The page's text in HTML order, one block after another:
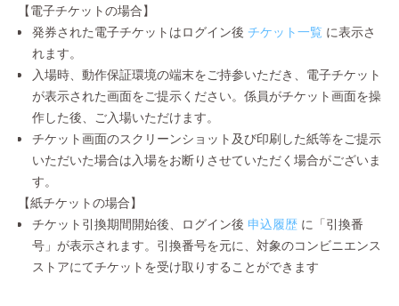
【電子チケットの場合】
発券された電子チケットはログイン後 チケット一覧 に表示さ
れます。
入場時、動作保証環境の端末をご持参いただき、電子チケット
が表示された画面をご提示ください。係員がチケット画面を操
作した後、ご入場いただけます。
チケット画面のスクリーンショット及び印刷した紙等をご提示
いただいた場合は入場をお断りさせていただく場合がございま
す。
【紙チケットの場合】
チケット引換期間開始後、ログイン後 申込履歴 に「引換番
号」が表示されます。引換番号を元に、対象のコンビニエンス
ストアにてチケットを受け取りすることができます